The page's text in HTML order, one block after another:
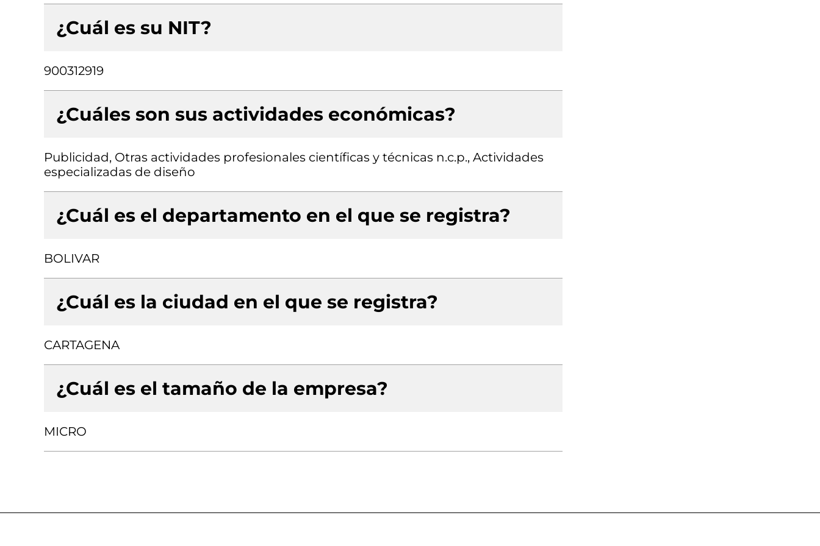
¿Cuál es su NIT?
900312919
¿Cuáles son sus actividades económicas?
Publicidad, Otras actividades profesionales científicas y técnicas n.c.p., Actividades
especializadas de diseño
¿Cuál es el departamento en el que se registra?
BOLIVAR
¿Cuál es la ciudad en el que se registra?
CARTAGENA
¿Cuál es el tamaño de la empresa?
MICRO